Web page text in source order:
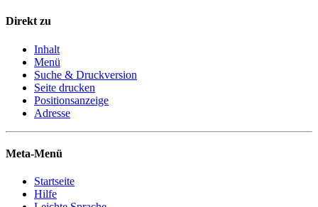
Direkt zu
Inhalt
Menü
Suche & Druckversion
Seite drucken
Positionsanzeige
Adresse
Meta-Menü
Startseite
Hilfe